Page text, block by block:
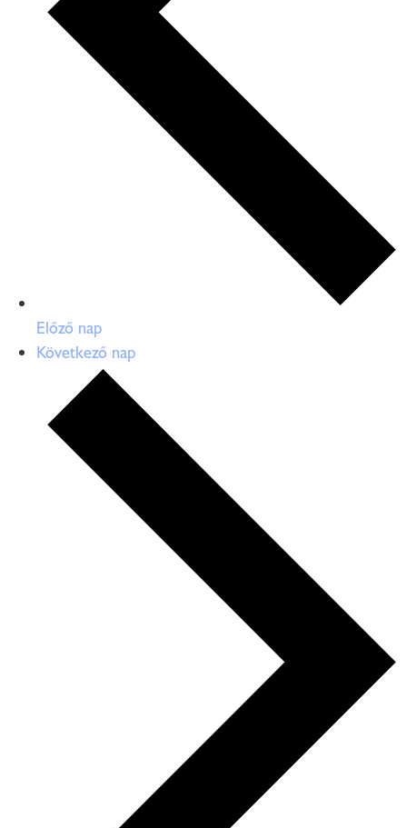
Előző nap
Következő nap